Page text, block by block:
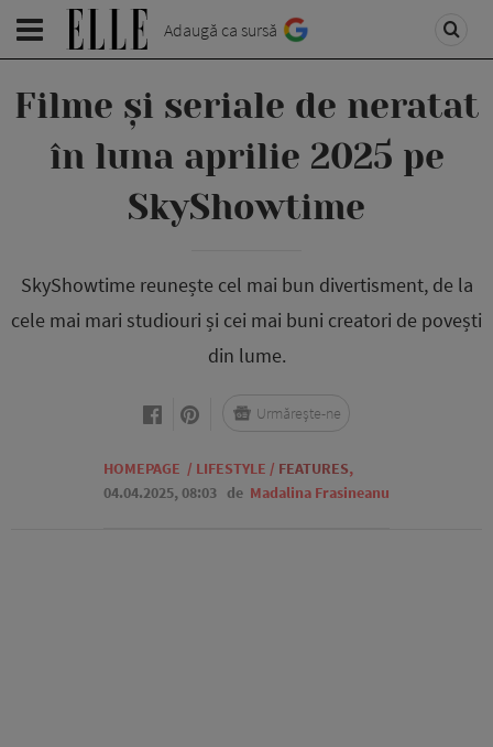
Adaugă ca sursă
Filme și seriale de neratat
în luna aprilie 2025 pe
SkyShowtime
SkyShowtime reunește cel mai bun divertisment, de la
cele mai mari studiouri și cei mai buni creatori de povești
din lume.
HOMEPAGE / LIFESTYLE / FEATURES,
04.04.2025, 08:03 de Madalina Frasineanu
Urmărește-ne